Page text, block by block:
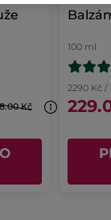
Kč
100 ml
2290 Kč /